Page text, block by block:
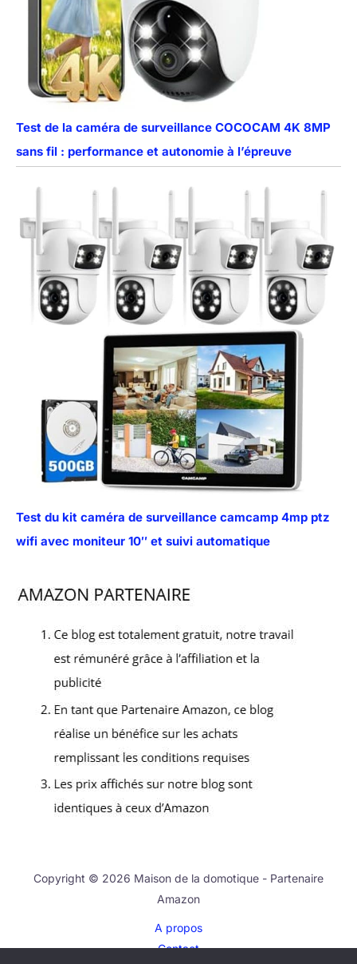
Test de la caméra de surveillance COCOCAM 4K 8MP
sans fil : performance et autonomie à l’épreuve
Test du kit caméra de surveillance camcamp 4mp ptz
wifi avec moniteur 10″ et suivi automatique
Copyright © 2026 Maison de la domotique - Partenaire
Amazon
A propos
Contact